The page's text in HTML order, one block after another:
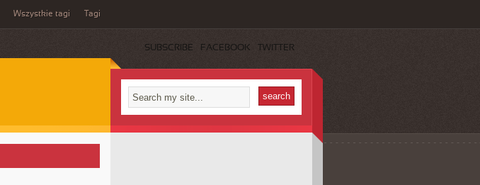
Wszystkie tagi Tagi
SUBSCRIBE FACEBOOK TWITTER